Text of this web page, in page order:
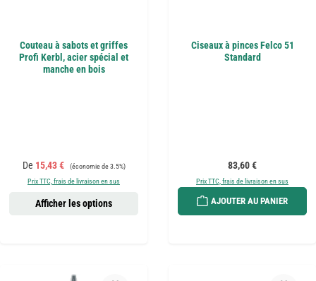
Couteau à sabots et griffes
Profi Kerbl, acier spécial et
manche en bois
Prix de vente :
De 15,43 € Prix régulier :
(économie de 3.5%)
Prix TTC, frais de livraison en sus
Afficher les options
Ciseaux à pinces Felco 51
Standard
Prix régulier :
83,60 €
Prix TTC, frais de livraison en sus
AJOUTER AU PANIER